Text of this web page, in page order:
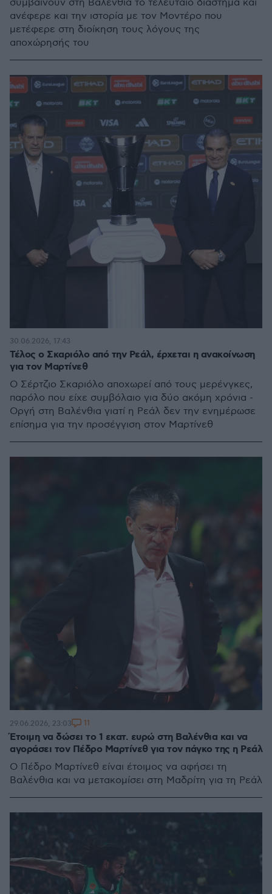
συμβαίνουν στη Βαλένθια το τελευταίο διάστημα και
ανέφερε και την ιστορία με τον Μοντέρο που
μετέφερε στη διοίκηση τους λόγους της
αποχώρησής του
Τέλος ο Σκαριόλο από την Ρεάλ, έρχεται η ανακοίνωση
για τον Μαρτίνεθ
Ο Σέρτζιο Σκαριόλο αποχωρεί από τους μερένγκες,
παρόλο που είχε συμβόλαιο για δύο ακόμη χρόνια -
Οργή στη Βαλένθια γιατί η Ρεάλ δεν την ενημέρωσε
επίσημα για την προσέγγιση στον Μαρτίνεθ
30.06.2026, 17:43
Έτοιμη να δώσει το 1 εκατ. ευρώ στη Βαλένθια και να
αγοράσει τον Πέδρο Μαρτίνεθ για τον πάγκο της η Ρεάλ
Ο Πέδρο Μαρτίνεθ είναι έτοιμος να αφήσει τη
Βαλένθια και να μετακομίσει στη Μαδρίτη για τη Ρεάλ
29.06.2026, 23:03 11